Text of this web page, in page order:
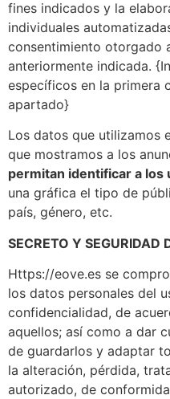
fines indicados y la
individuales
consentimiento otorgado
anteriormente indicada.
específicos en la primera
apartado}
Los datos que utilizamos
que mostramos a los
permitan identificar a los
una gráfica el tipo de
país, género, etc.
SECRETO Y SEGURIDAD
Https://eove.es se
los datos personales del
confidencialidad, de
aquellos; así como a dar
de guardarlos y adaptar
la alteración, pérdida,
autorizado, de